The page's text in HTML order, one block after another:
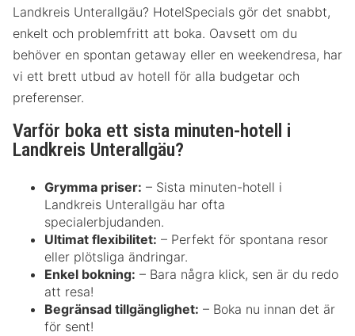
Landkreis Unterallgäu? HotelSpecials gör det snabbt,
enkelt och problemfritt att boka. Oavsett om du
behöver en spontan getaway eller en weekendresa, har
vi ett brett utbud av hotell för alla budgetar och
preferenser.
Varför boka ett sista minuten-hotell i
Landkreis Unterallgäu?
Grymma priser: – Sista minuten-hotell i
Landkreis Unterallgäu har ofta
specialerbjudanden.
Ultimat flexibilitet: – Perfekt för spontana resor
eller plötsliga ändringar.
Enkel bokning: – Bara några klick, sen är du redo
att resa!
Begränsad tillgänglighet: – Boka nu innan det är
för sent!